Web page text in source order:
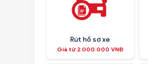
Rút hồ sơ xe
Giá từ 2.000.000 VNĐ